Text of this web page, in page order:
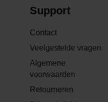
Support
Contact
Veelgestelde vragen
Algemene
voorwaarden
Retourneren